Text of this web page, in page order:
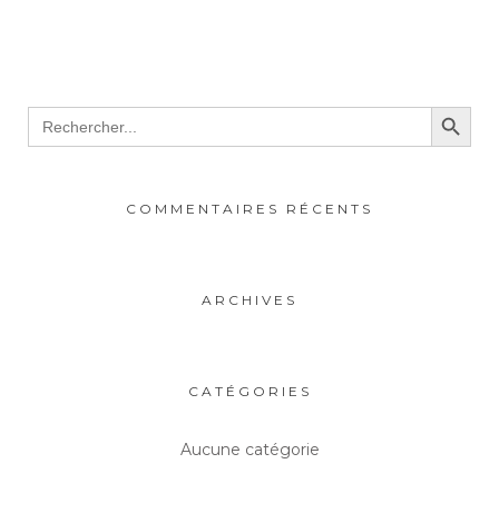
Search
for:
Search Button
COMMENTAIRES RÉCENTS
ARCHIVES
CATÉGORIES
Aucune catégorie